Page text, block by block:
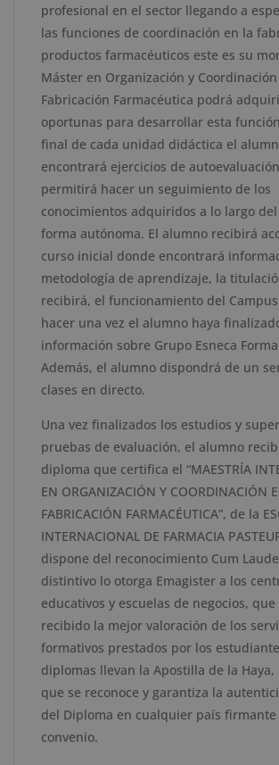
profesional en el sector llegando a
las funciones de coordinación en la
productos farmacéuticos este es su
Máster en Organización y
Fabricación Farmacéutica podrá
oportunas para desarrollar esta
final de cada unidad didáctica el
encontrará ejercicios de
permitirá hacer un seguimiento de los
conocimientos adquiridos a lo largo
forma autónoma. El alumno recibirá
curso inicial donde encontrará
metodología de aprendizaje, la
recibirá, el funcionamiento del
hacer una vez el alumno haya
información sobre Grupo Esneca
Además, el alumno dispondrá de un
clases en directo.
Una vez finalizados los estudios y
pruebas de evaluación, el alumno
diploma que certifica el “MAESTRÍA
EN ORGANIZACIÓN Y COORDINACIÓN
FABRICACIÓN FARMACÉUTICA”, de la
INTERNACIONAL DE FARMACIA
dispone del reconocimiento Cum
distintivo lo otorga Emagister a los
educativos y escuelas de negocios, que
recibido la mejor valoración de los
formativos prestados por los
diplomas llevan la Apostilla de la
que se reconoce y garantiza la
del Diploma en cualquier país firmante
convenio.